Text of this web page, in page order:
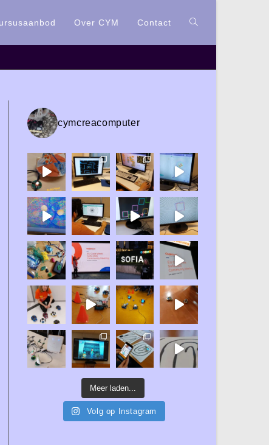
Over CYM Contact
cymcreacomputer
Meer laden...
Volg op Instagram